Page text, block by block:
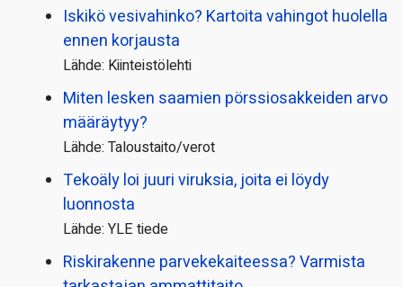
Iskikö vesivahinko? Kartoita vahingot huolella
ennen korjausta
Lähde: Kiinteistölehti
Miten lesken saamien pörssi­osakkeiden arvo
määräytyy?
Lähde: Taloustaito/verot
Tekoäly loi juuri viruksia, joita ei löydy
luonnosta
Lähde: YLE tiede
Riskirakenne parvekekaiteessa? Varmista